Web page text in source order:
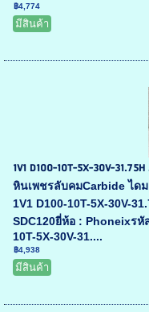
฿4,774
มีสินค้า
1V1 D100-10T-5X-30V-
หินเพชรลับคมCarbide ได
1V1 D100-10T-5X-30V-
SDC120ยี่ห้อ : Phoneixร
10T-5X-30V-31....
฿4,938
มีสินค้า